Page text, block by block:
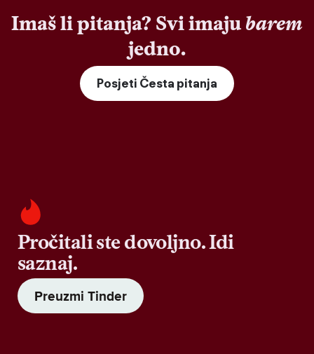
Imaš li pitanja? Svi imaju barem
jedno.
Posjeti Česta pitanja
Pročitali ste dovoljno. Idi
saznaj.
Preuzmi Tinder